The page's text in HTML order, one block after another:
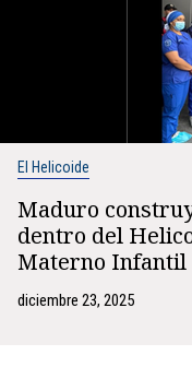
El Helicoide
Maduro
dentro del
Materno Infantil
diciembre 23, 2025